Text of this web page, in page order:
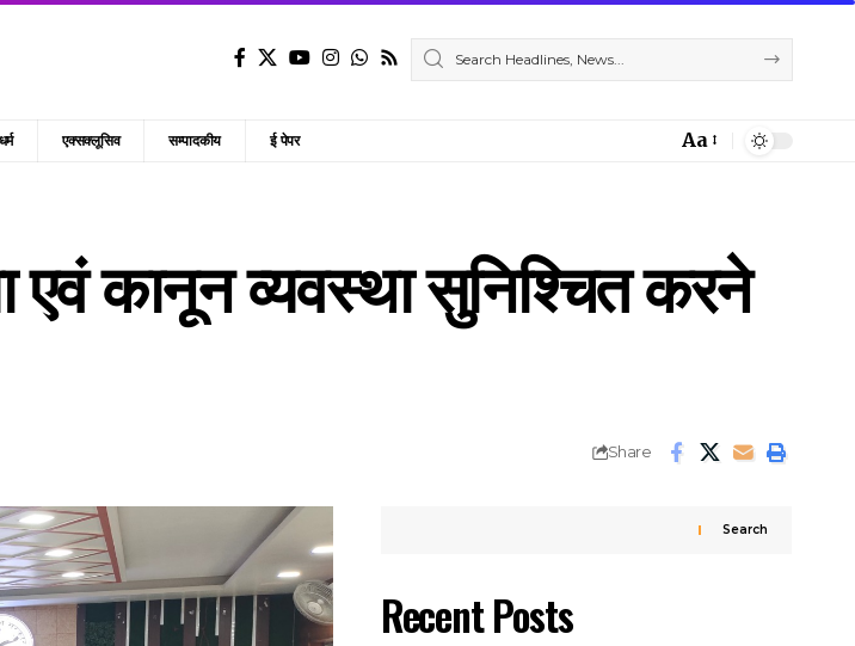
धर्म एक्सक्लूसिव सम्पादकीय ई पेपर
Font
Aa
कानून व्यवस्था सुनिश्चित करने
Share
Search
Recent Posts